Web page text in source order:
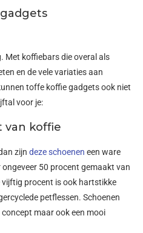
Met koffiebars die overal als
en de vele variaties aan
toffe koffie gadgets ook niet
voor je:
van koffie
zijn deze schoenen een ware
50 procent gemaakt van
vijftig procent is ook hartstikke
petflessen. Schoenen
maar ook een mooi